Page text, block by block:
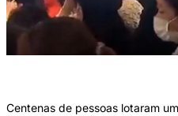
Centenas de pessoas lotaram